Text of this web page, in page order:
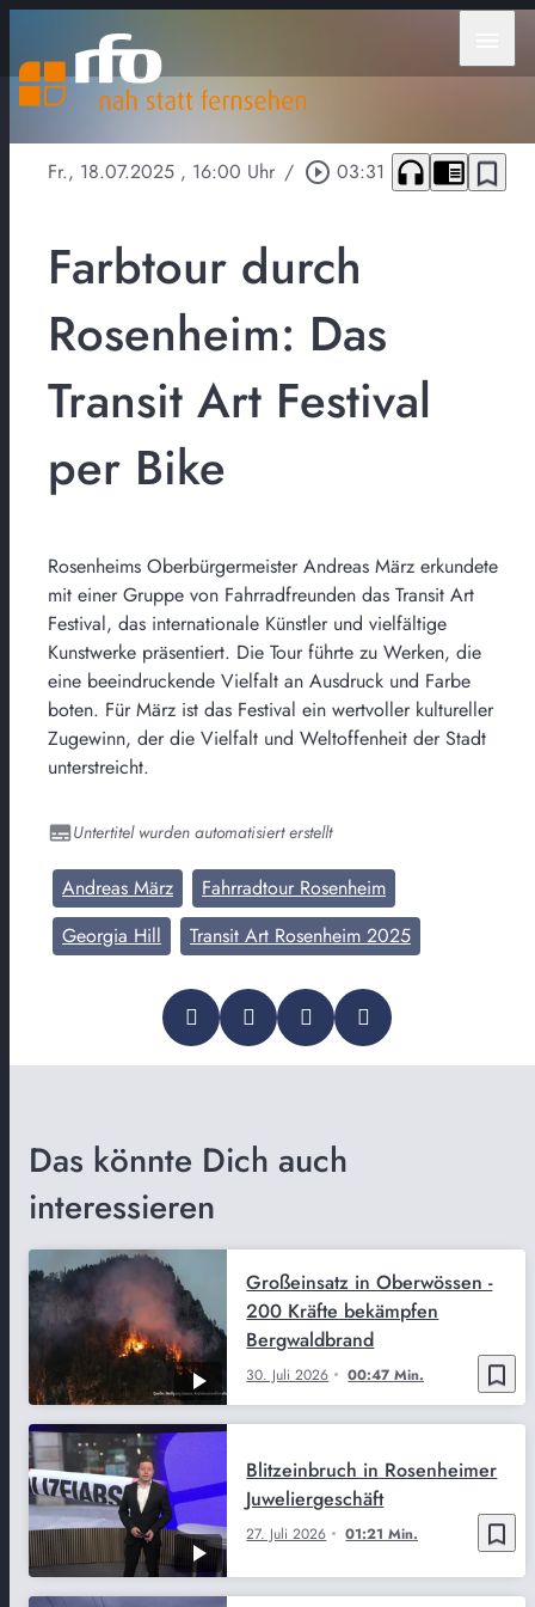
Fr., 18.07.2025 , 16:00 Uhr / play_circle_outline 03:31 headphones chrome_reader_mode bookmark_border
Farbtour durch
Rosenheim: Das
Transit Art Festival
per Bike
Rosenheims Oberbürgermeister Andreas März erkundete
mit einer Gruppe von Fahrradfreunden das Transit Art
Festival, das internationale Künstler und vielfältige
Kunstwerke präsentiert. Die Tour führte zu Werken, die
eine beeindruckende Vielfalt an Ausdruck und Farbe
boten. Für März ist das Festival ein wertvoller kultureller
Zugewinn, der die Vielfalt und Weltoffenheit der Stadt
unterstreicht.
Untertitel wurden automatisiert erstellt
Andreas März
Fahrradtour Rosenheim
Georgia Hill
Transit Art Rosenheim 2025
Das könnte Dich auch
interessieren
bookmark_border
30. Juli 2026 00:47 Min.
Großeinsatz in Oberwössen -
200 Kräfte bekämpfen
Bergwaldbrand
bookmark_border
27. Juli 2026 01:21 Min.
Blitzeinbruch in Rosenheimer
Juweliergeschäft